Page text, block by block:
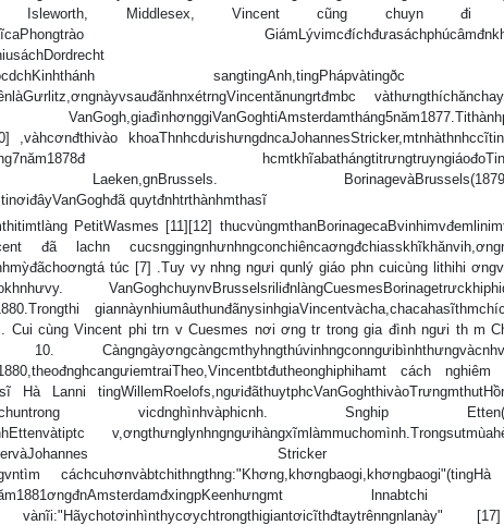
Middlesex, Vincent cũng chuyn đi
,vàhcơnđthivào
quytđnhtrthànhmthasĩ
PetitWasmes [11][12]
đã lachn
túc [7] .Tuy vy nhng ngưi qunlý giáo phn cuicùng lithihi
cùng Vincent phi trn v Cuesmes nơi ơng tr trong gia đình ngưi th m
cách nghiêm
Lanni
vicdnghìnhvàphicnh. Snghip
Stricker
lnnabtchi
vànĩi:"Hãychotơinhìnthycơychtrongthigiantơicĩthđtaytrênngnlanày"